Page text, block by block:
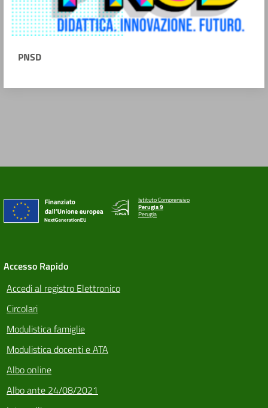
PNSD
Istituto Comprensivo
Perugia 9
Perugia
Accesso Rapido
Accedi al registro Elettronico
Circolari
Modulistica famiglie
Modulistica docenti e ATA
Albo online
Albo ante 24/08/2021